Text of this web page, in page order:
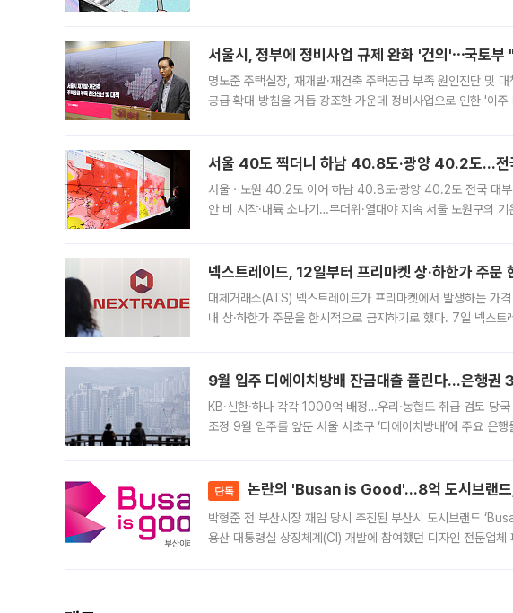
서울시, 정부에 정비사업 규제 완화 '건의'⋯국토
명노준 주택실장, 재개발·재건축 주택공급 부족 원인진단 및
공급 확대 방침을 거듭 강조한 가운데 정비사업으로 인한 '이
서울 40도 찍더니 하남 40.8도·광양 40.2도…전
서울ㆍ노원 40.2도 이어 하남 40.8도·광양 40.2도 전국 대
안 비 시작·내륙 소나기…무더위·열대야 지속 서울 노원구의
넥스트레이드, 12일부터 프리마켓 상·하한가 주문
대체거래소(ATS) 넥스트레이드가 프리마켓에서 발생하는 가
내 상·하한가 주문을 한시적으로 금지하기로 했다. 7일 넥스
9월 입주 디에이치방배 잔금대출 풀린다…은행권
KB·신한·하나 각각 1000억 배정…우리·농협도 취급 검토 당
조정 9월 입주를 앞둔 서울 서초구 ‘디에이치방배’에 주요 은
단독 논란의 'Busan is Good'…8억 도시브랜드,
박형준 전 부산시장 재임 당시 추진된 부산시 도시브랜드
용산 대통령실 상징체계(CI) 개발에 참여했던 디자인 전문업